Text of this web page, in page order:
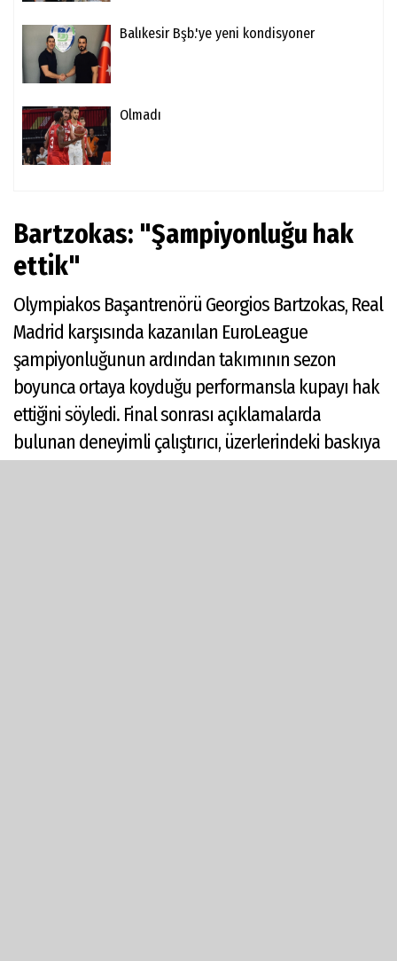
Balıkesir Bşb.'ye yeni kondisyoner
Olmadı
Bartzokas: "Şampiyonluğu hak
ettik"
Olympiakos Başantrenörü Georgios Bartzokas, Real
Madrid karşısında kazanılan EuroLeague
şampiyonluğunun ardından takımının sezon
boyunca ortaya koyduğu performansla kupayı hak
ettiğini söyledi. Final sonrası açıklamalarda
bulunan deneyimli çalıştırıcı, üzerlerindeki baskıya